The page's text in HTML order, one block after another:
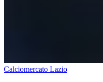
Calciomercato Lazio